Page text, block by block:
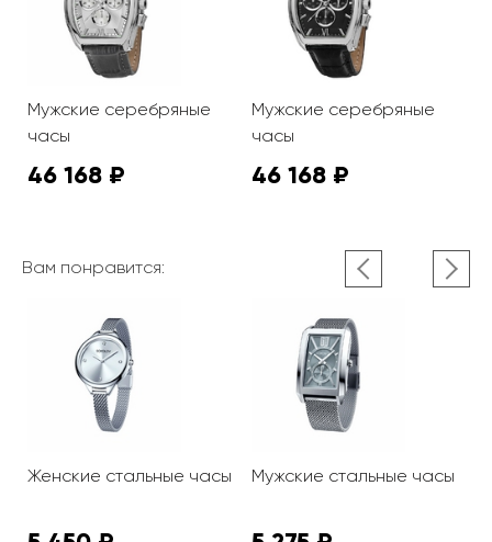
Мужские серебряные
часы
46 168 ₽
Мужские серебряные
часы
46 168 ₽
Вам понравится:
Женские стальные часы Мужские стальные часы